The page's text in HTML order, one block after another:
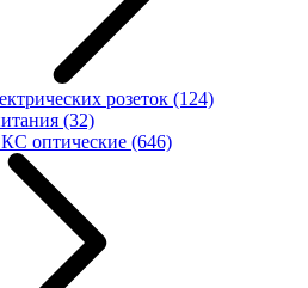
розеток (124)
(32)
оптические (646)